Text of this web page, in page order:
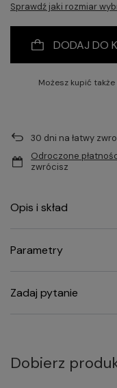
Sprawdź jaki rozmiar
DODAJ DO
Możesz kupić
30 dni na łatwy
Odroczone
zwrócisz
Opis i skład
Parametry
Zadaj pytanie
Dobierz